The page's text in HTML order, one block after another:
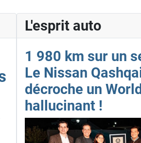
L'esprit auto
1 980 km sur un
Le Nissan
décroche un
hallucinant !